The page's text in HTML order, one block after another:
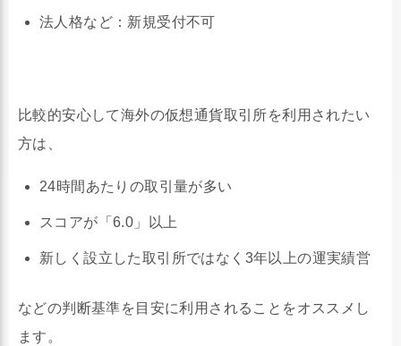
MonaCoin（モナコイン）・Flare(フレア)・
Cosplay Token（コスプレトークン）については中
止扱いとなり、取扱方針を決定次第改めてご案内い
法人格など：新規受付不可
比較的安心して海外の仮想通貨取引所を利用されたい
方は、
24時間あたりの取引量が多い
スコアが「6.0」以上
新しく設立した取引所ではなく3年以上の運実績営
などの判断基準を目安に利用されることをオススメし
ます。